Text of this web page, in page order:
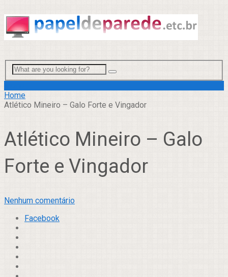
Home
Atlético Mineiro – Galo Forte e Vingador
Atlético Mineiro – Galo
Forte e Vingador
Nenhum comentário
Facebook